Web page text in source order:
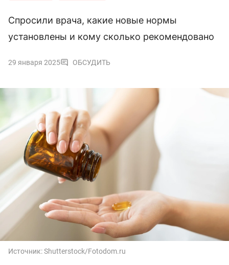
Спросили врача, какие новые нормы
установлены и кому сколько рекомендовано
29 января 2025 ОБСУДИТЬ
Источник:Shutterstock/Fotodom.ru